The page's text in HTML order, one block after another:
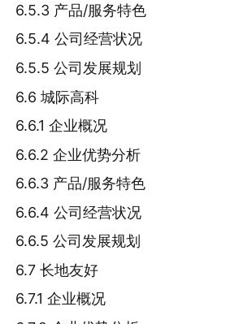
6.5.3 产品/服务特色
6.5.4 公司经营状况
6.5.5 公司发展规划
6.6 城际高科
6.6.1 企业概况
6.6.2 企业优势分析
6.6.3 产品/服务特色
6.6.4 公司经营状况
6.6.5 公司发展规划
6.7 长地友好
6.7.1 企业概况